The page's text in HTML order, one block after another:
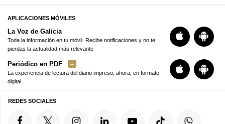
APLICACIONES MÓVILES
La Voz de Galicia
Toda la información en tu móvil. Recibe notificaciones y no te
pierdas la actualidad más relevante
Periódico en PDF
La experiencia de lectura del diario impreso, ahora, en formato
digital
REDES SOCIALES